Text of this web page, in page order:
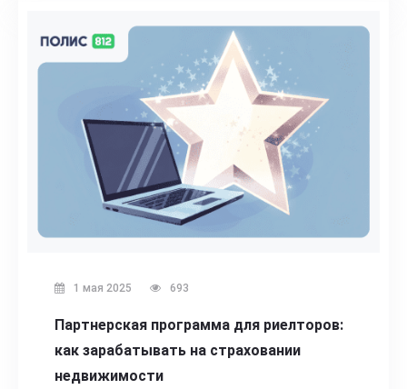
1 мая 2025 693
Партнерская программа для риелторов:
как зарабатывать на страховании
недвижимости